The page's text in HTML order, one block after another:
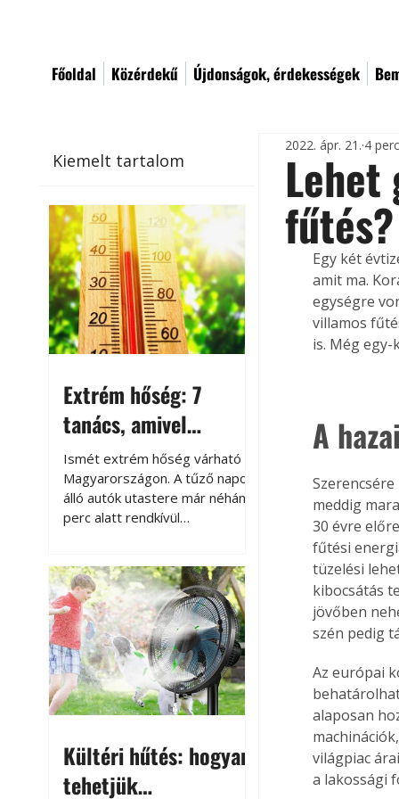
Főoldal Közérdekű Újdonságok, érdekességek
Kiemelt tartalom
Extrém hőség: 7
tanács, amivel
megóvhatjuk
autónkat a nyári
károktól
Ismét extrém hőség várható
Magyarországon. A tűző napon
álló autók utastere már néhány
perc alatt rendkívül
megközelítheti. Ez nemcsak a
beszállást teszi kellemetlenné,
hanem az autó állapotára és a
benne hagyott tárgyakra is
káros hatással lehet. Néhány
egyszerű óvintézkedéssel
azonban jelentősen
csökkenthetjük a hőség káros
Kültéri hűtés: hogyan
tehetjük
Lehet
fűtés?
2022. ápr. 21. 4
Egy két
amit ma.
egységre
villamos
is. Még
A
meddig
30 évre
fűtési
tüzelési
kibocsátás
jövőben
szén pedig
Az európai
alaposan
világpiac
a lakossági